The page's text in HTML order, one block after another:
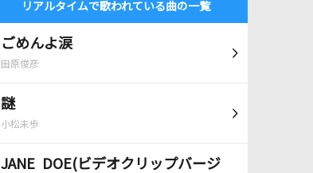
リアルタイムで歌われている曲の一覧
ごめんよ涙
田原俊彦
謎
小松未歩
JANE DOE(ビデオクリップバージ